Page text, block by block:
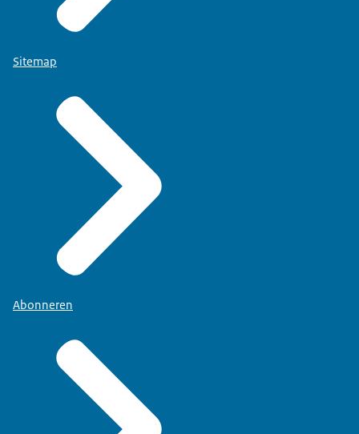
Sitemap
Abonneren